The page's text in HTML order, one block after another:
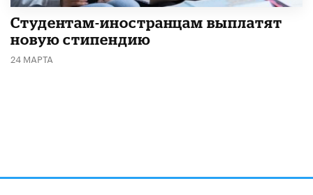
Студентам-иностранцам выплатят
новую стипендию
24 МАРТА